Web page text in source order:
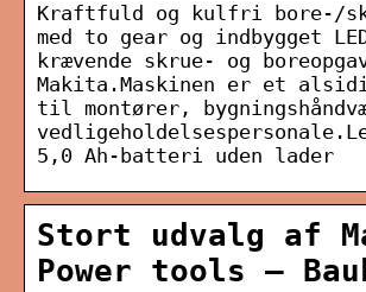
Kraftfuld og kulfri bore-/
med to gear og indbygget
krævende skrue- og
Makita.Maskinen er et
til montører,
5,0 Ah-batteri uden lader
Stort udvalg af
Power tools –